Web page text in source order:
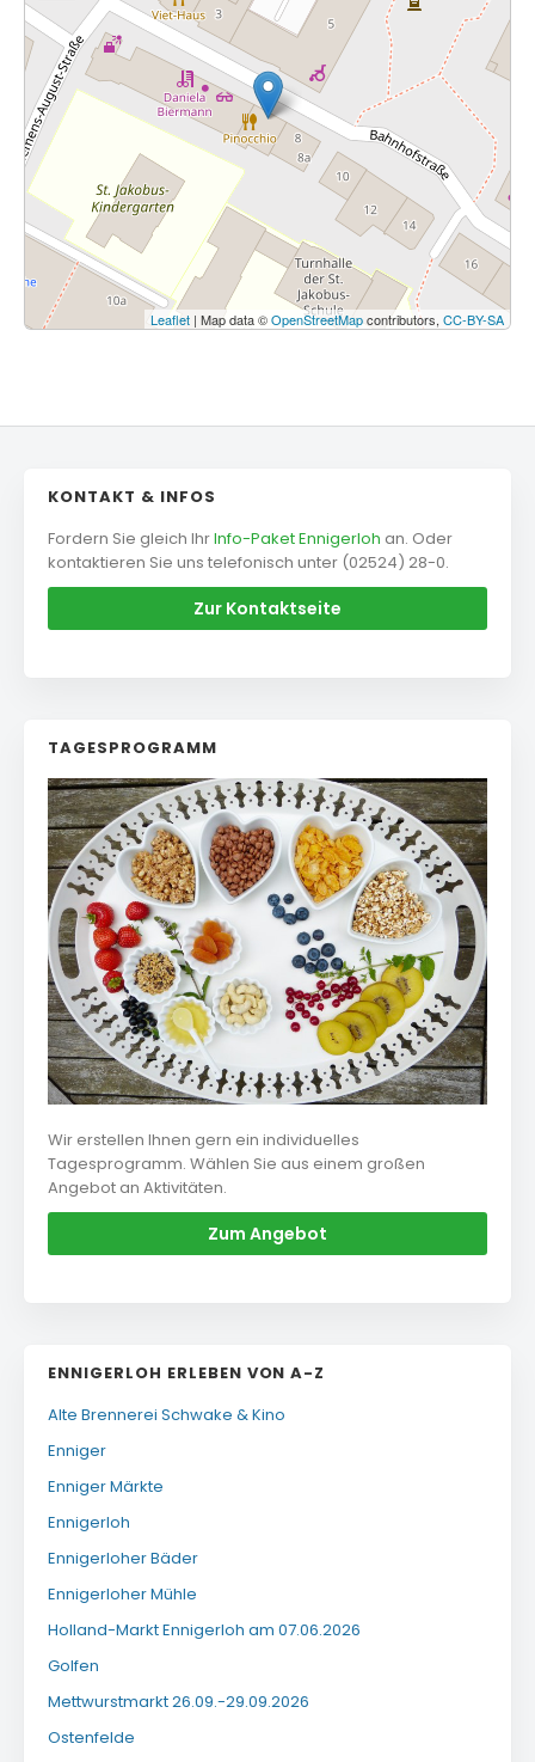
Leaflet | Map data ©OpenStreetMapcontributors, CC-BY-SA
KONTAKT & INFOS
Fordern Sie gleich IhrInfo-Paket Ennigerloh an. Oder
kontaktieren Sie uns telefonisch unter (02524) 28-0.
Zur Kontaktseite
TAGESPROGRAMM
Wir erstellen Ihnen gern ein individuelles
Tagesprogramm. Wählen Sie aus einem großen
Angebot an Aktivitäten.
Zum Angebot
ENNIGERLOH ERLEBEN VON A-Z
Alte Brennerei Schwake & Kino
Enniger
Enniger Märkte
Ennigerloh
Ennigerloher Bäder
Ennigerloher Mühle
Holland-Markt Ennigerloh am 07.06.2026
Golfen
Mettwurstmarkt 26.09.-29.09.2026
Ostenfelde